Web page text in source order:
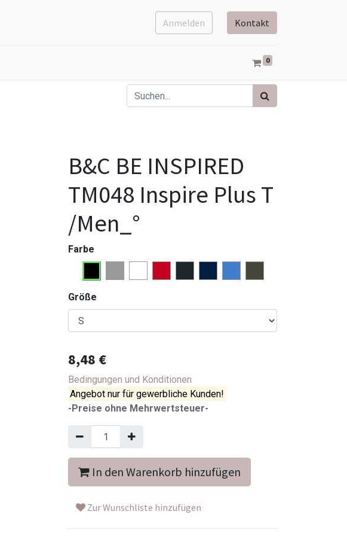
Anmelden Kontakt
0
B&C BE INSPIRED
TM048 Inspire Plus T
/Men_°
Farbe
Größe
8,48 €
Bedingungen und Konditionen
Angebot nur für gewerbliche Kunden!
-Preise ohne Mehrwertsteuer-
In den Warenkorb hinzufügen
Zur Wunschliste hinzufügen